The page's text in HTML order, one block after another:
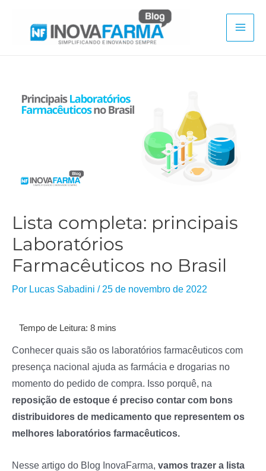
Main
Lista completa: principais
Laboratórios
Farmacêuticos no Brasil
Por Lucas Sabadini / 25 de novembro de 2022
Conhecer quais são os laboratórios farmacêuticos com
presença nacional ajuda as farmácia e drogarias no
momento do pedido de compra. Isso porquê, na
reposição de estoque é preciso contar com bons
distribuidores de medicamento que representem os
melhores laboratórios farmacêuticos.
Nesse artigo do Blog InovaFarma, vamos trazer a lista